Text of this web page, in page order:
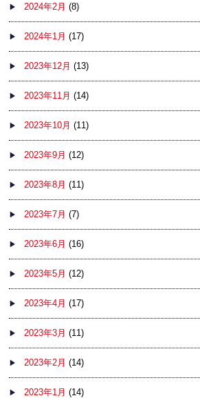
2024年2月 (8)
2024年1月 (17)
2023年12月 (13)
2023年11月 (14)
2023年10月 (11)
2023年9月 (12)
2023年8月 (11)
2023年7月 (7)
2023年6月 (16)
2023年5月 (12)
2023年4月 (17)
2023年3月 (11)
2023年2月 (14)
2023年1月 (14)